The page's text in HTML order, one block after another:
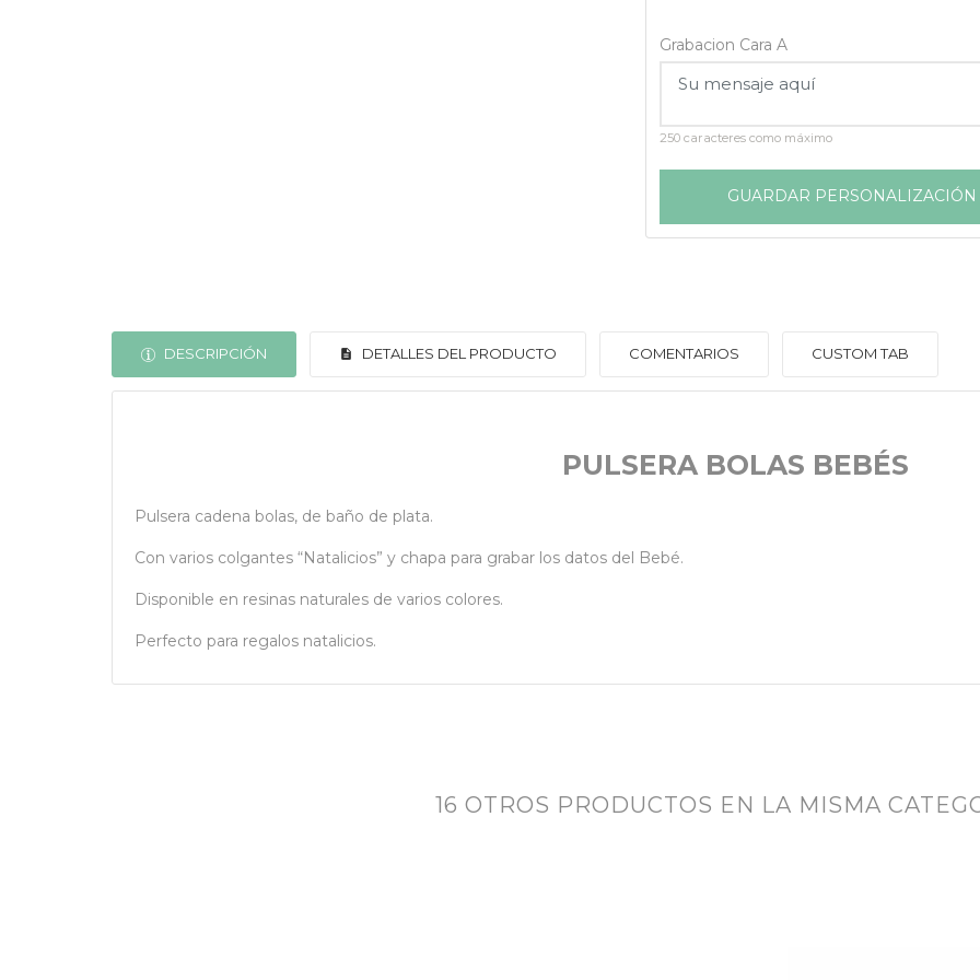
Grabacion Cara A
250 caracteres como máximo
GUARDAR PERSONALIZACIÓN
DESCRIPCIÓN DETALLES DEL PRODUCTO COMENTARIOS CUSTOM TAB
PULSERA BOLAS BEBÉS
Pulsera cadena bolas, de baño de plata.
Con varios colgantes “Natalicios” y chapa para grabar los datos del Bebé.
Disponible en resinas naturales de varios colores.
Perfecto para regalos natalicios.
16 OTROS PRODUCTOS EN LA MISMA